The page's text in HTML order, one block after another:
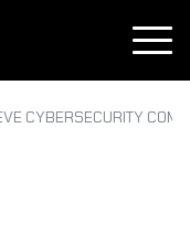
CYBERSECURITY